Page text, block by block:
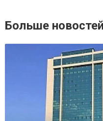
Больше